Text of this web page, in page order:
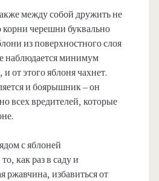
между собой дружить не
корни черешни буквально
из поверхностного слоя
наблюдается минимум
от этого яблоня чахнет.
и боярышник – он
всех вредителей, которые
с яблоней
как раз в саду и
ржавчина, избавиться от